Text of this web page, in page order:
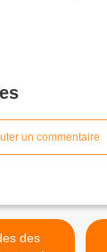
un commentaire